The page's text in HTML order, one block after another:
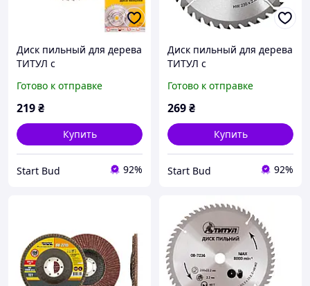
Диск пильный для дерева
ТИТУЛ с
напайками 180х22.2х60Т
адаптер 22.2-20 08-7186
Готово к отправке
219₴
Купить
Start Bud 92%
Диск пильный для дерева
ТИТУЛ с
напайками 230х22.2х40Т
08-7234
Готово к отправке
269₴
Купить
Start Bud 92%